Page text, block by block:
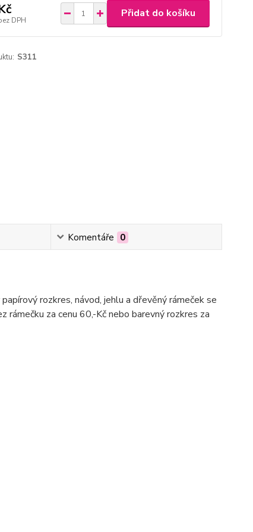
DPH
Přidat do košíku
S311
Komentáře 0
rozkres, návod, jehlu a dřevěný rámeček se
za cenu 60,-Kč nebo barevný rozkres za